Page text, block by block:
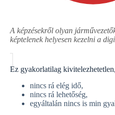
A képzésekről olyan
képtelenek helyesen kezelni a
Ez gyakorlatilag
nincs rá elég idő,
nincs rá lehetőség,
egyáltalán nincs is min